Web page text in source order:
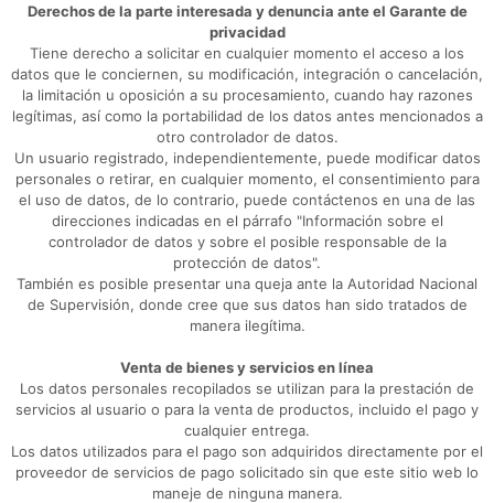
Derechos de la parte interesada y denuncia ante el Garante de
privacidad
Tiene derecho a solicitar en cualquier momento el acceso a los
datos que le conciernen, su modificación, integración o cancelación,
la limitación u oposición a su procesamiento, cuando hay razones
legítimas, así como la portabilidad de los datos antes mencionados a
otro controlador de datos.
Un usuario registrado, independientemente, puede modificar datos
personales o retirar, en cualquier momento, el consentimiento para
el uso de datos, de lo contrario, puede contáctenos en una de las
direcciones indicadas en el párrafo "Información sobre el
controlador de datos y sobre el posible responsable de la
protección de datos".
También es posible presentar una queja ante la Autoridad Nacional
de Supervisión, donde cree que sus datos han sido tratados de
manera ilegítima.
Venta de bienes y servicios en línea
Los datos personales recopilados se utilizan para la prestación de
servicios al usuario o para la venta de productos, incluido el pago y
cualquier entrega.
Los datos utilizados para el pago son adquiridos directamente por el
proveedor de servicios de pago solicitado sin que este sitio web lo
maneje de ninguna manera.